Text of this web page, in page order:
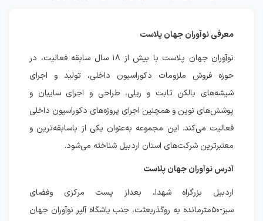
معرفی نوآوران جهان پلاست
نوآوران جهان پلاست با بیش از ۱۸ سال سابقه فعالیت، در
حوزه فروش ملزومات دکوراسیون داخلی، تولید و اجرای
شیشه‌های بالکن ثابت و ریلی، طراحی و اجرای سایبان و
پوشش‌های نوین و همچنین اجرای پروژه‌های دکوراسیون داخلی
فعالیت می‌کند. این مجموعه به‌عنوان یکی از باسابقه‌ترین و
معتبرترین شرکت‌های استان اردبیل شناخته می‌شود.
آدرس نوآوران جهان پلاست
اردبیل بزرگراه شهدا، بعداز پست مرکزی وفضای
سبز-۵۰مترمانده به روگذربعثت، جنب باشگاه آلپر نوآوران جهان